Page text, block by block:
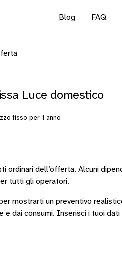
Blog FAQ
Luce domestico
fisso per 1 anno
ordinari dell’offerta. Alcuni
tutti gli operatori.
mostrarti un preventivo
e dai consumi. Inserisci i tuoi